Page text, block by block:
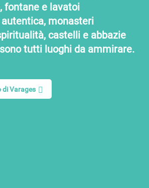
fontane e lavatoi
monasteri
castelli e abbazie
tutti luoghi da ammirare.
di Varages